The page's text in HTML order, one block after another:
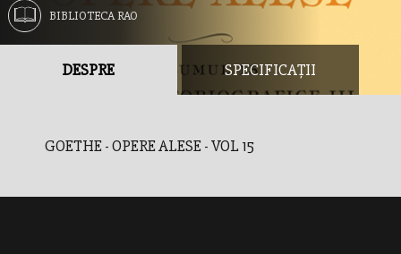
BIBLIOTECA RAO
DESPRE SPECIFICAȚII
GOETHE - OPERE ALESE - VOL 15